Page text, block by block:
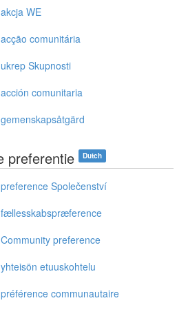
akcja WE
acção comunitária
ukrep Skupnosti
acción comunitaria
gemenskapsåtgärd
preferentie Dutch
preference Společenství
fællesskabspræference
Community preference
yhteisön etuuskohtelu
préférence communautaire